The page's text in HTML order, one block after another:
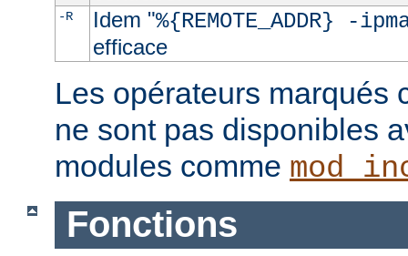
-R Idem "%{REMOTE_ADDR} -
efficace
Les opérateurs marqués
ne sont pas disponibles
modules comme
Fonctions